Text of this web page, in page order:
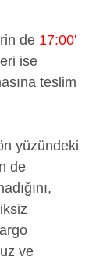
de 17:00'
ise
teslim
yüzündeki
de
ve